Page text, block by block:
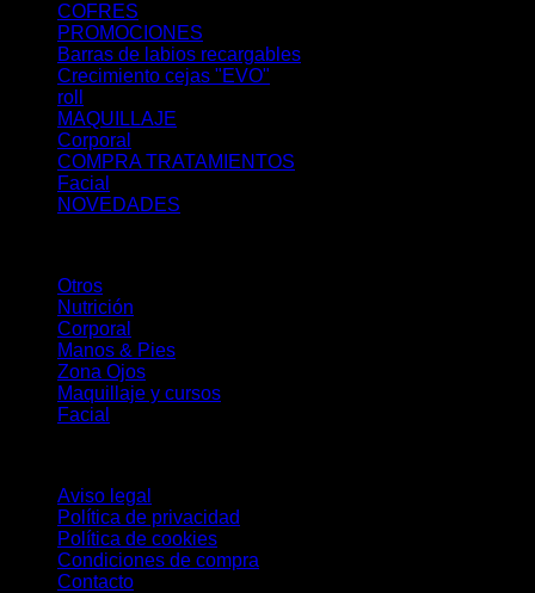
COFRES
PROMOCIONES
Barras de labios recargables
Crecimiento cejas "EVO"
roll
MAQUILLAJE
Corporal
COMPRA TRATAMIENTOS
Facial
NOVEDADES
Otros
Nutrición
Corporal
Manos & Pies
Zona Ojos
Maquillaje y cursos
Facial
Aviso legal
Política de privacidad
Política de cookies
Condiciones de compra
Contacto